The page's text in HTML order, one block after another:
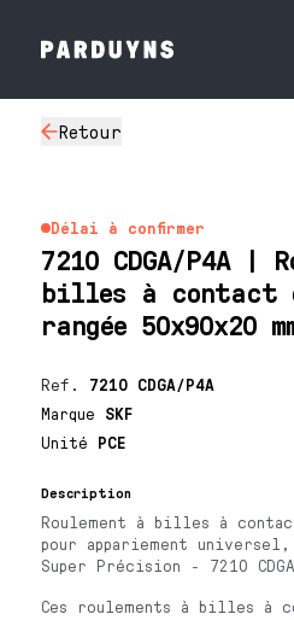
Retour
Délai à confirmer
7210 CDGA/P4A |
billes à contact
rangée 50x90x20
Ref. 7210 CDGA/P4A
Marque SKF
Unité PCE
Description
Roulement à billes à
pour appariement
Super Précision - 7210
Ces roulements à billes à